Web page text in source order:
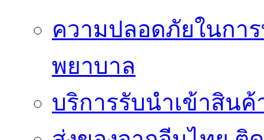
ความปลอดภัยในกา
พยาบาล
บริการรับนำเข้าสิน